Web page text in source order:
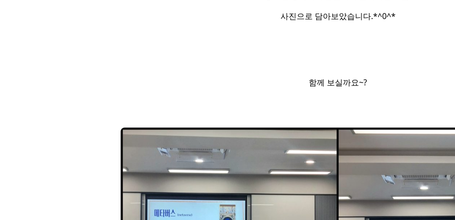
사진으로 담아보았습니다.​*^0^*​
함께 보실까요~?​